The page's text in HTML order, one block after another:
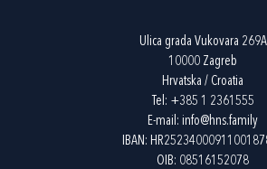
Ulica grada Vukovara 269A
10000 Zagreb
Hrvatska / Croatia
Tel: +385 1 2361555
E-mail: info@hns.family
IBAN:
OIB: 08516152078